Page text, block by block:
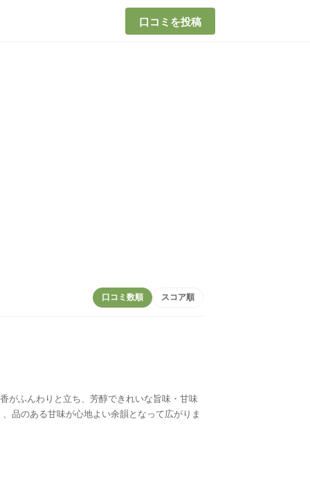
口コミを投稿
口コミ数順 スコア順
がふんわりと立ち、芳醇できれいな旨味・甘味
品のある甘味が心地よい余韻となって広がりま